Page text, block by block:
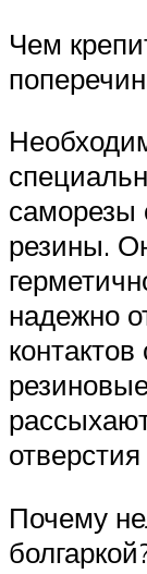
Чем
резины.
надежно
Почему